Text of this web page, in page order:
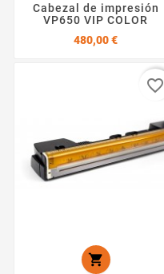
Cabezal de impresión
VP650 VIP COLOR
480,00 €Precio

favorite_border